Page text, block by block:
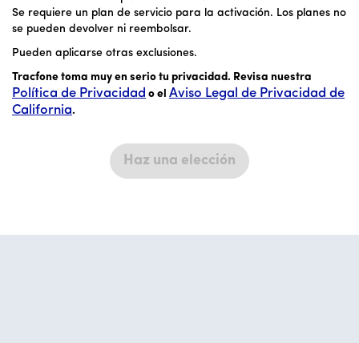
Se requiere un plan de servicio para la activación. Los planes no
se pueden devolver ni reembolsar.
Pueden aplicarse otras exclusiones.
Tracfone toma muy en serio tu privacidad. Revisa nuestra
Política de Privacidad o el Aviso Legal de Privacidad de
California.
Haz una elección